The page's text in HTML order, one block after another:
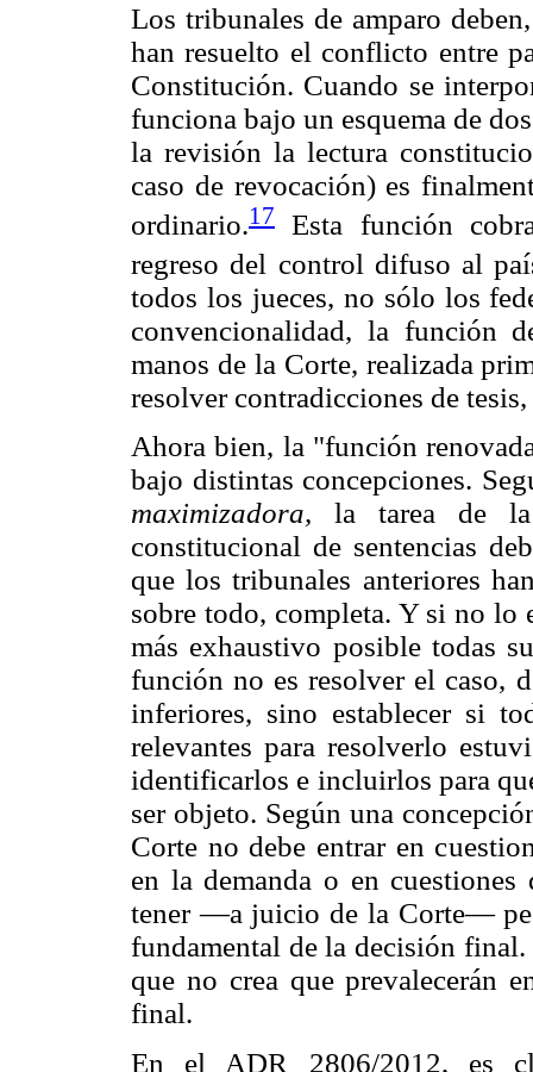
Los tribunales de amparo
han resuelto el conflicto entre
Constitución. Cuando se
funciona bajo un esquema de
la revisión la lectura
caso de revocación) es
ordinario.17
Esta función
regreso del control difuso al
todos los jueces, no sólo los
convencionalidad, la función
manos de la Corte, realizada
resolver contradicciones de
Ahora bien, la "función
bajo distintas concepciones.
maximizadora, la tarea de la
constitucional de sentencias
que los tribunales anteriores
sobre todo, completa. Y si no lo
más exhaustivo posible todas
función no es resolver el caso,
inferiores, sino establecer si
relevantes para resolverlo
identificarlos e incluirlos para
ser objeto. Según una
Corte no debe entrar en
en la demanda o en
tener —a juicio de la Corte—
fundamental de la decisión
que no crea que prevalecerán
final.
En el ADR 2806/2012, es